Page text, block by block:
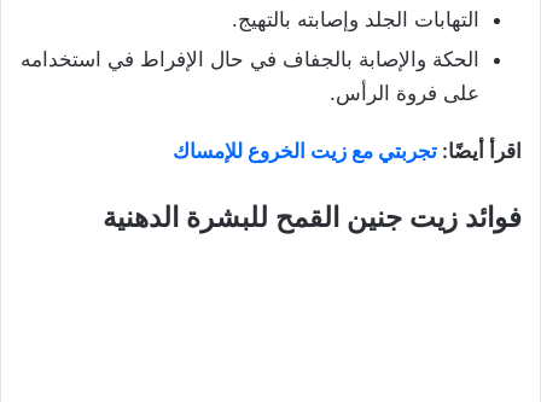
التهابات الجلد وإصابته بالتهيج.
الحكة والإصابة بالجفاف في حال الإفراط في استخدامه
على فروة الرأس.
اقرأ أيضًا: تجربتي مع زيت الخروع للإمساك
فوائد زيت جنين القمح للبشرة الدهنية